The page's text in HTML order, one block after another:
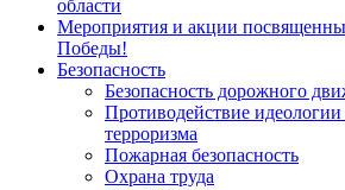
области
Мероприятия и акции
Победы!
Безопасность
Безопасность дорожного
Противодействие идеологии
терроризма
Пожарная безопасность
Охрана труда